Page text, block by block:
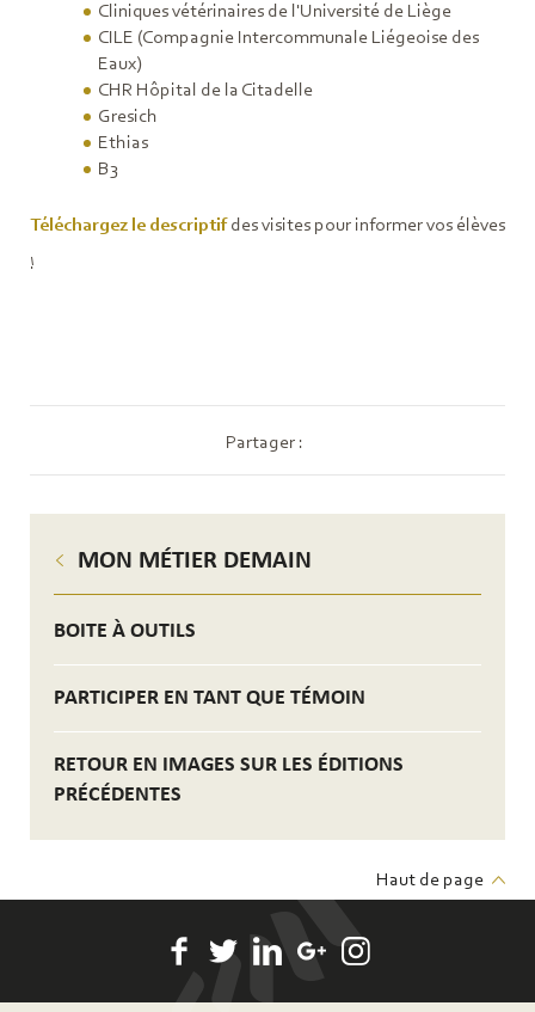
MON MÉTIER DEMAIN
BOITE À OUTILS
PARTICIPER EN TANT QUE TÉMOIN
RETOUR EN IMAGES SUR LES ÉDITIONS
PRÉCÉDENTES
Cliniques vétérinaires de l'Université de Liège
CILE (Compagnie Intercommunale Liégeoise des
Eaux)
CHR Hôpital de la Citadelle
Gresich
Ethias
B3
Téléchargez le descriptifdes visites pour informer vos élèves
!
Partager :
Haut de page